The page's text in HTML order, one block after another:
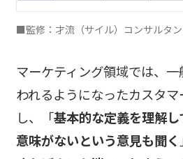
■監修：才流（サイル）コンサルタン
マーケティング領域では、
われるようになったカスタ
し、「基本的な定義を理解し
意味がないという意見も聞く